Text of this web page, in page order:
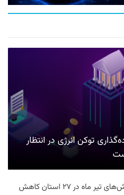
توکن انرژی در انتظار
گزارش شاپرک: تعداد تراکنش‌های تیر ماه در ۲۷ استان‌ کاهش